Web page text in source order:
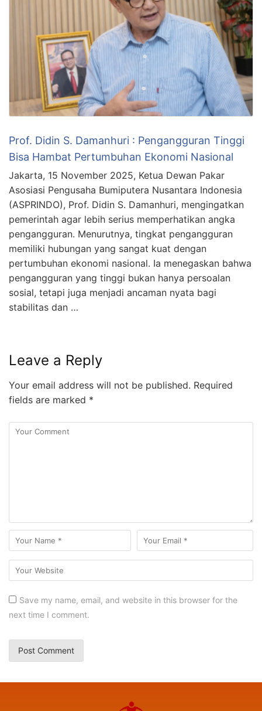
Prof. Didin S. Damanhuri : Pengangguran Tinggi
Bisa Hambat Pertumbuhan Ekonomi Nasional
Jakarta, 15 November 2025, Ketua Dewan Pakar
Asosiasi Pengusaha Bumiputera Nusantara Indonesia
(ASPRINDO), Prof. Didin S. Damanhuri, mengingatkan
pemerintah agar lebih serius memperhatikan angka
pengangguran. Menurutnya, tingkat pengangguran
memiliki hubungan yang sangat kuat dengan
pertumbuhan ekonomi nasional. Ia menegaskan bahwa
pengangguran yang tinggi bukan hanya persoalan
sosial, tetapi juga menjadi ancaman nyata bagi
stabilitas dan …
Leave a Reply
Your email address will not be published. Required
fields are marked *
Save my name, email, and website in this browser for the
next time I comment.